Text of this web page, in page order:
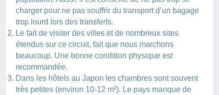
charger pour ne pas souffrir du transport d’un bagage
trop lourd lors des transferts.
Le fait de visiter des villes et de nombreux sites
étendus sur ce circuit, fait que nous marchons
beaucoup. Une bonne condition physique est
recommandée.
Dans les hôtels au Japon les chambres sont souvent
très petites (environ 10-12 m²). Le pays manque de